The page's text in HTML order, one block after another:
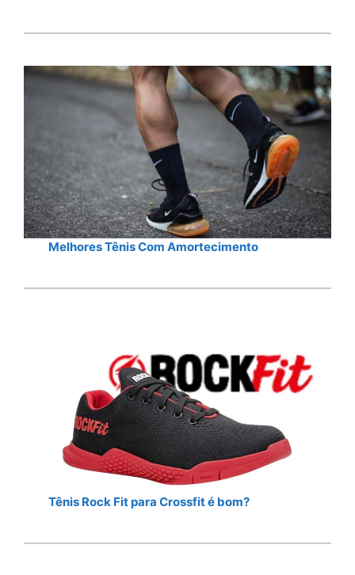
Melhores Tênis Com Amortecimento
Tênis Rock Fit para Crossfit é bom?